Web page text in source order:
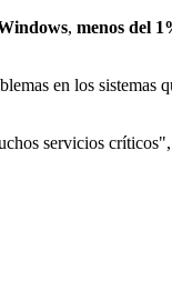
, menos del
en los sistemas
servicios